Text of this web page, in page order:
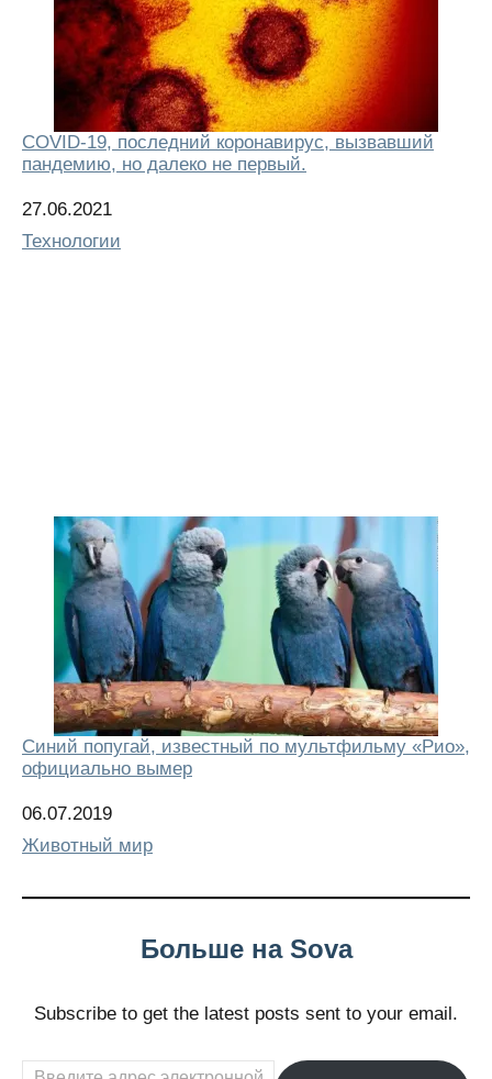
COVID-19, последний коронавирус, вызвавший
пандемию, но далеко не первый.
Дата
27.06.2021
Относится к
Технологии
Синий попугай, известный по мультфильму «Рио»,
официально вымер
Дата
06.07.2019
Относится к
Животный мир
Больше на Sova
Subscribe to get the latest posts sent to your email.